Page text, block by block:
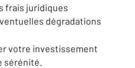
frais juridiques
dégradations
votre investissement
sérénité.